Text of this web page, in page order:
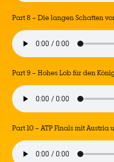
Part 8 – Die langen Schatten
Part 9 – Hohes Lob für den
Part 10 – ATP Finals mit Austria